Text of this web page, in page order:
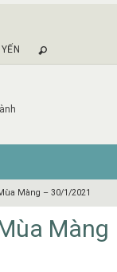
Màng – 30/1/2021
Màng